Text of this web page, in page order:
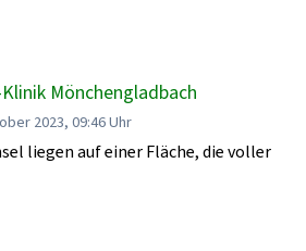
Mönchengladbach
2023, 09:46 Uhr
liegen auf einer Fläche, die voller